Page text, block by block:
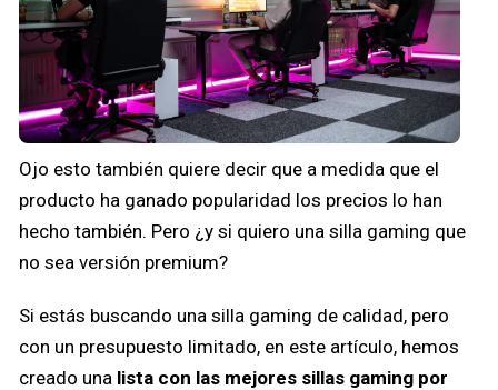
Ojo esto también quiere decir que a medida que el
producto ha ganado popularidad los precios lo han
hecho también. Pero ¿y si quiero una silla gaming que
no sea versión premium?
Si estás buscando una silla gaming de calidad, pero
con un presupuesto limitado, en este artículo, hemos
creado una lista con las mejores sillas gaming por